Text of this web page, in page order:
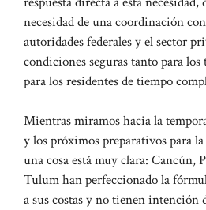
necesidad de una coordinación
autoridades federales y el sector
condiciones seguras tanto para
para los residentes de tiempo
Mientras miramos hacia la
y los próximos preparativos para
una cosa está muy clara: Cancún,
Tulum han perfeccionado la
a sus costas y no tienen intención